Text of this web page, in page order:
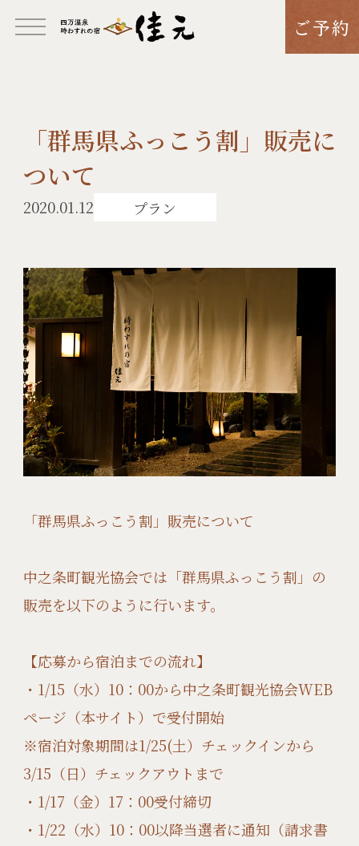
ご予約
「群馬県ふっこう割」販売に
ついて
2020.01.12 プラン
「群馬県ふっこう割」販売について
中之条町観光協会では「群馬県ふっこう割」の
販売を以下のように行います。
【応募から宿泊までの流れ】
・1/15（水）10：00から中之条町観光協会WEB
ページ（本サイト）で受付開始
※宿泊対象期間は1/25(土）チェックインから
3/15（日）チェックアウトまで
・1/17（金）17：00受付締切
・1/22（水）10：00以降当選者に通知（請求書